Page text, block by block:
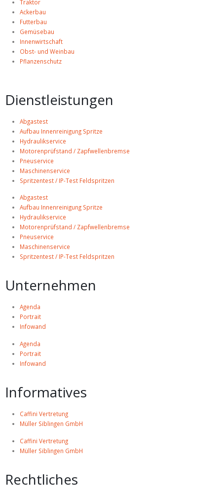
Traktor
Ackerbau
Futterbau
Gemüsebau
Innenwirtschaft
Obst- und Weinbau
Pflanzenschutz
Dienstleistungen
Abgastest
Aufbau Innenreinigung Spritze
Hydraulikservice
Motorenprüfstand / Zapfwellenbremse
Pneuservice
Maschinenservice
Spritzentest / IP-Test Feldspritzen
Abgastest
Aufbau Innenreinigung Spritze
Hydraulikservice
Motorenprüfstand / Zapfwellenbremse
Pneuservice
Maschinenservice
Spritzentest / IP-Test Feldspritzen
Unternehmen
Agenda
Portrait
Infowand
Agenda
Portrait
Infowand
Informatives
Caffini Vertretung
Müller Siblingen GmbH
Caffini Vertretung
Müller Siblingen GmbH
Rechtliches